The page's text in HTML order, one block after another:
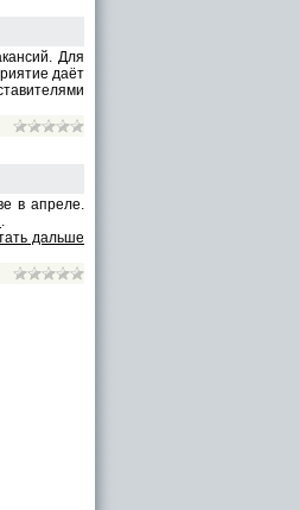
Для
даёт
в апреле.
.
дальше